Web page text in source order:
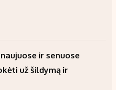
ir senuose
už šildymą ir